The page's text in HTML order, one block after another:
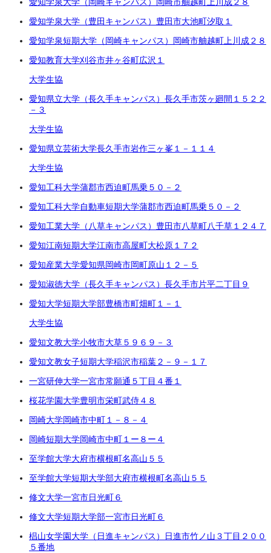
愛知学泉大学（岡崎キャンパス）
岡崎市舳越町上川成２８
愛知学泉大学（豊田キャンパス） 豊田市大池町汐取１
愛知学泉短期大学（岡崎キャンパス） 岡崎市舳越町上川成２８
愛知教育大学刈谷市井ヶ谷町広沢１
大学生協
愛知県立大学（長久手キャンパス） 長久手市茨ヶ廻間１５２２
－３
大学生協
愛知県立芸術大学長久手市岩作三ヶ峯１－１１４
大学生協
愛知工科大学蒲郡市西迫町馬乗５０－２
愛知工科大学自動車短期大学蒲郡市西迫町馬乗５０－２
愛知工業大学（八草キャンパス） 豊田市八草町八千草１２４７
愛知江南短期大学江南市高屋町大松原１７２
愛知産業大学愛知県岡崎市岡町原山１２－５
愛知淑徳大学（長久手キャンパス） 長久手市片平二丁目９
愛知大学短期大学部豊橋市町畑町１－１
大学生協
愛知文教大学小牧市大草５９６９－３
愛知文教女子短期大学稲沢市稲葉２－９－１７
一宮研伸大学一宮市常願通５丁目４番１
桜花学園大学豊明市栄町武侍４８
岡崎大学岡崎市中町１－８－４
岡崎短期大学岡崎市中町１ー８ー４
至学館大学大府市横根町名高山５５
至学館大学短期大学部大府市横根町名高山５５
修文大学一宮市日光町６
修文大学短期大学部一宮市日光町６
椙山女学園大学（日進キャンパス）
日進市竹ノ山３丁目２００
５番地